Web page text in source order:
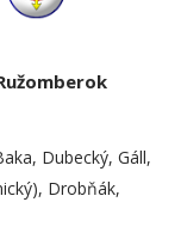
Dubecký, Gáll,
Drobňák,